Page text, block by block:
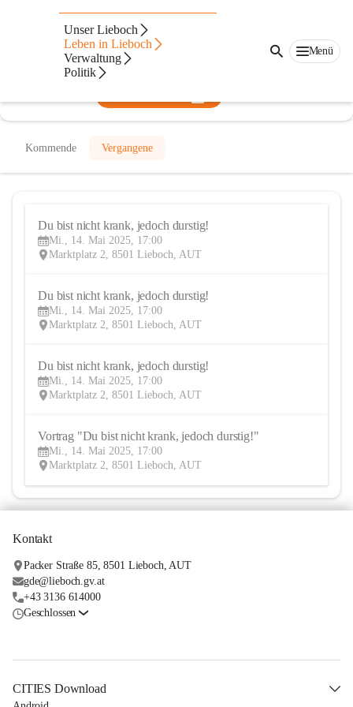
Unser Lieboch
Leben in Lieboch
Verwaltung
Politik
Menü
Provit
@provit
Gesundheit, Verein
Kommende Vergangene
Du bist nicht krank, jedoch durstig!
Mi., 14. Mai 2025, 17:00
Marktplatz 2, 8501 Lieboch, AUT
Du bist nicht krank, jedoch durstig!
Mi., 14. Mai 2025, 17:00
Marktplatz 2, 8501 Lieboch, AUT
Du bist nicht krank, jedoch durstig!
Mi., 14. Mai 2025, 17:00
Marktplatz 2, 8501 Lieboch, AUT
Vortrag "Du bist nicht krank, jedoch durstig!"
Mi., 14. Mai 2025, 17:00
Marktplatz 2, 8501 Lieboch, AUT
Kontakt
Packer Straße 85, 8501 Lieboch, AUT
gde@lieboch.gv.at
+43 3136 614000
Geschlossen
CITIES Download